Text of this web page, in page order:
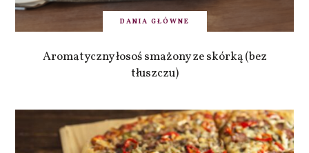
DANIA GŁÓWNE
Aromatyczny łosoś smażony ze skórką (bez
tłuszczu)